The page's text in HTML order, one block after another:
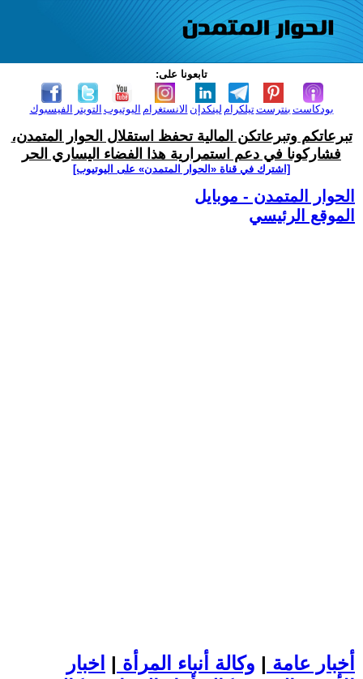
تابعونا على:
الفيسبوك التويتر اليوتيوب الانستغرام لينكدإن تيلكرامبنترست بودكاست
تبرعاتكم وتبرعاتكن المالية تحفظ استقلال الحوار المتمدن،
فشاركونا في دعم استمرارية هذا الفضاء اليساري الحر
[اشترك في قناة ‫«الحوار المتمدن» على اليوتيوب]
الحوار المتمدن - موبايل
الموقع الرئيسي
أخبار عامة | وكالة أنباء المرأة | اخبار